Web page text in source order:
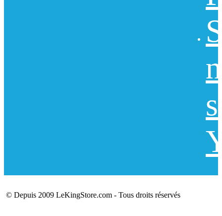
© Depuis 2009 LeKingStore.com - Tous droits réservés